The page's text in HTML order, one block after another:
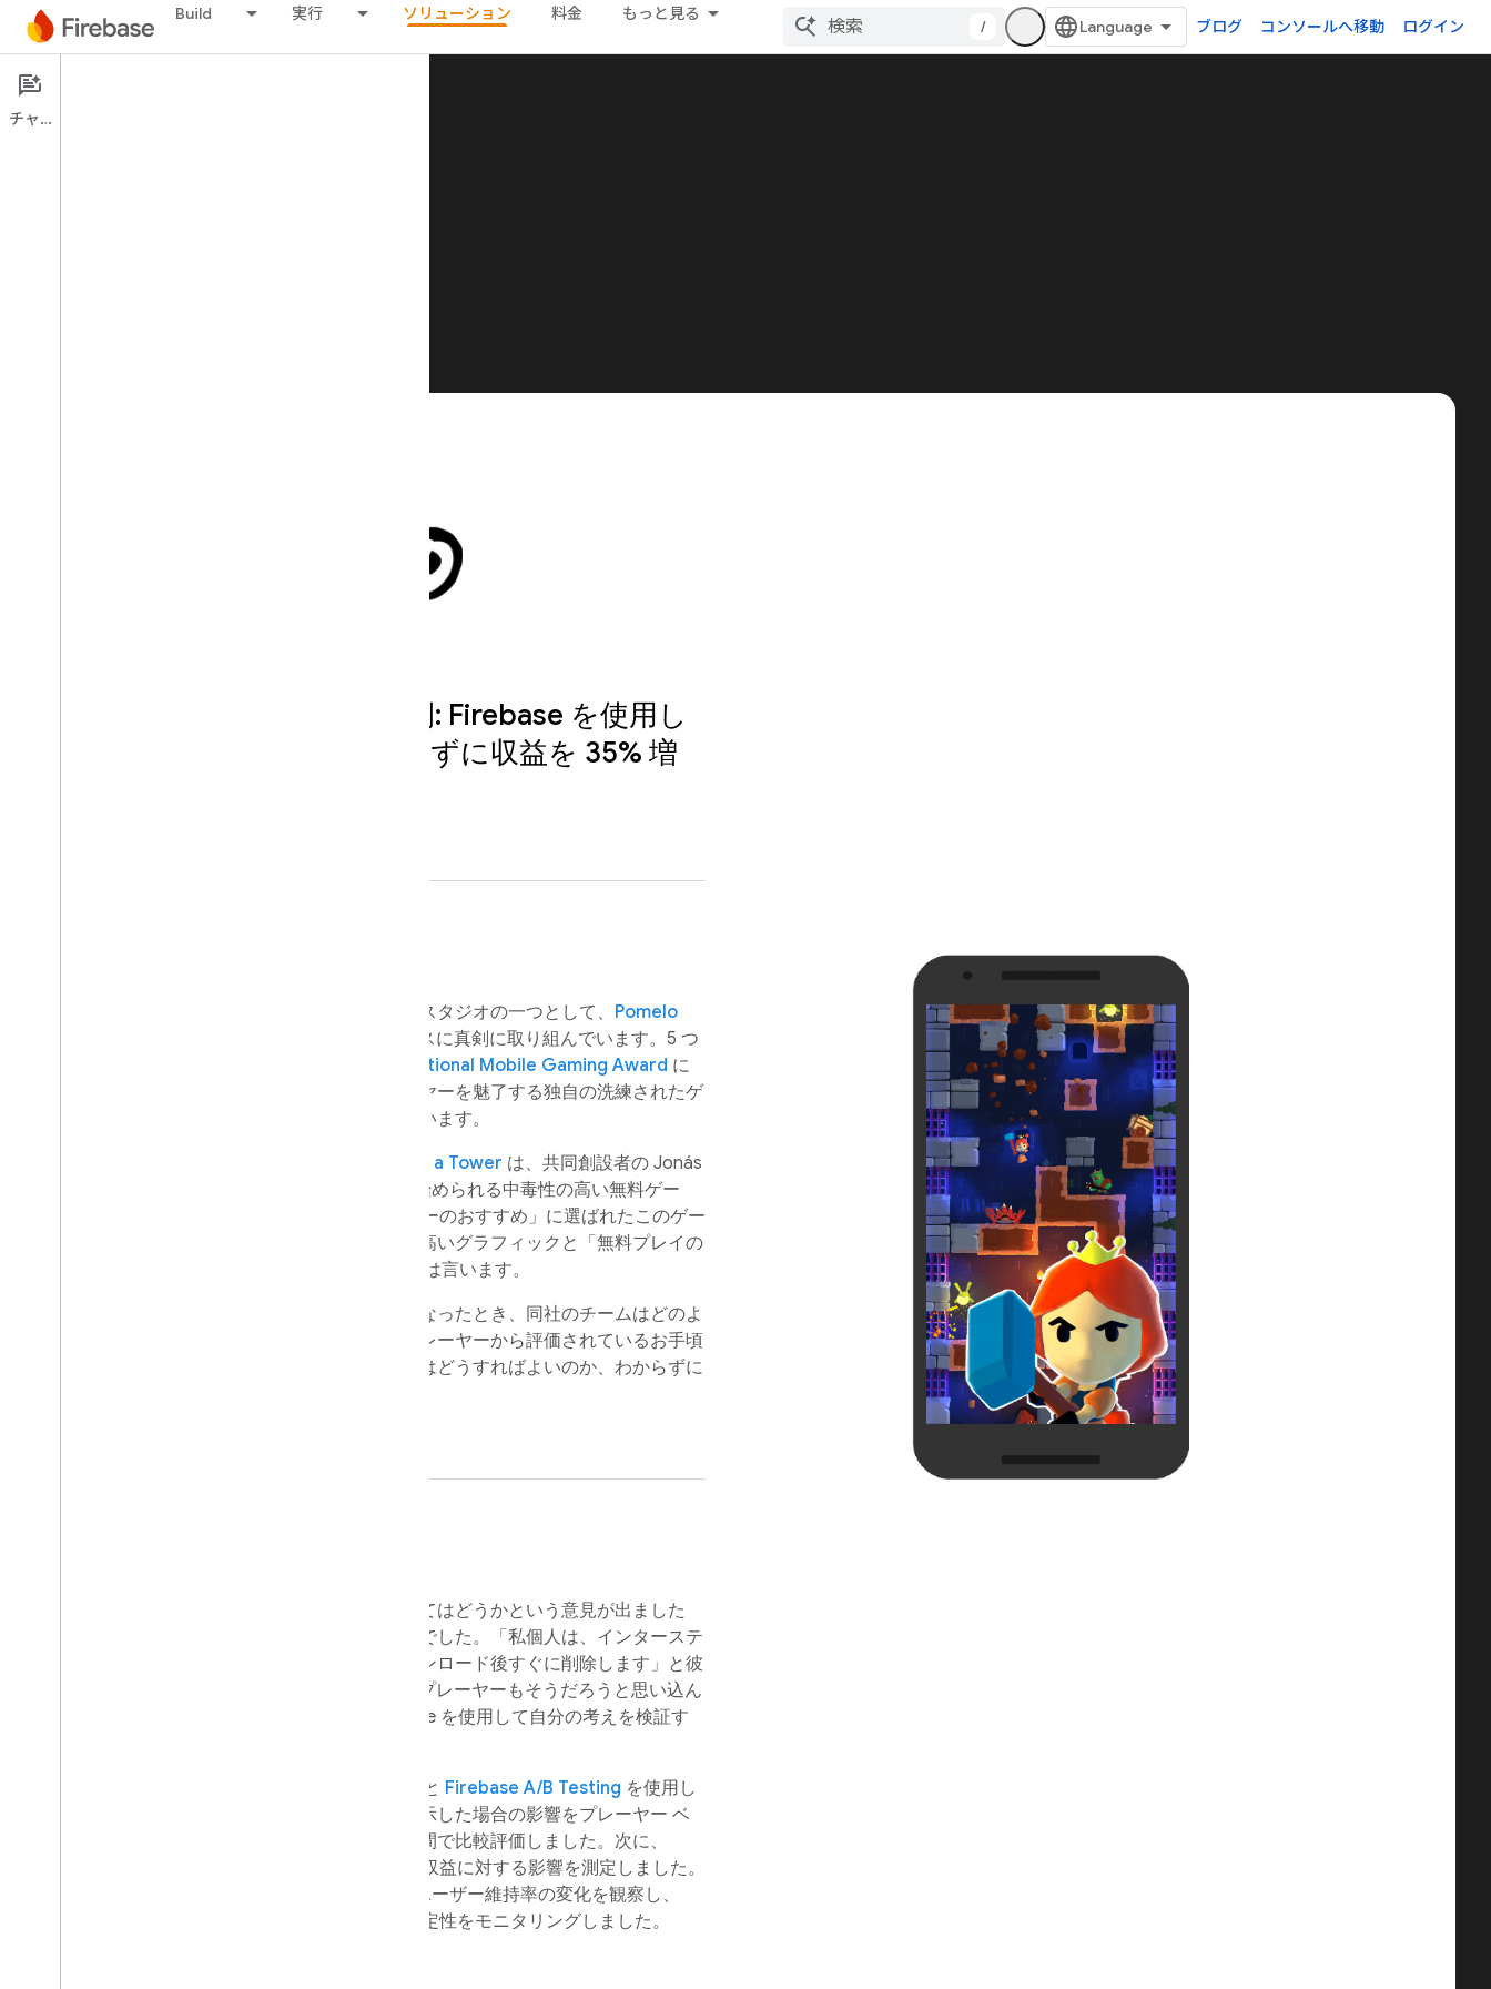
Build 実行 ソリューション 料金 もっと見る
/ ブログ コンソールへ移動 ログイン
Pomelo Games の事例: Firebase を使用し
て、プレーヤーを失わずに収益を 35% 増
ウルグアイで最も人気の高いゲームスタジオの一つとして、 Pomelo
はユーザー エクスペリエンスに真剣に取り組んでいます。5 つ
International Mobile Gaming Award に
もノミネートされた同社は、プレーヤーを魅了する独自の洗練されたゲ
ームを開発することに誇りを持っています。
Once Upon a Tower は、共同創設者の Jonás
Mora 氏の言葉によると、「気軽に始められる中毒性の高い無料ゲー
ム」です。Play ストアで「エディターのおすすめ」に選ばれたこのゲー
ムが愛されている理由は、忠実度の高いグラフィックと「無料プレイの
仕組みの公平性」にあると Jonás 氏は言います。
このゲームの収益性の改善が必要になったとき、同社のチームはどのよ
うな取り組みを行えばよいのか、プレーヤーから評価されているお手頃
感を損なわずに収益を向上させるにはどうすればよいのか、わからずに
インタースティシャル広告を導入してはどうかという意見が出ました
が、Jonás 氏は当初この意見に反対でした。「私個人は、インターステ
ィシャルが表示されるゲームはダウンロード後すぐに削除します」と彼
は言い、料金を重視する Pomelo のプレーヤーもそうだろうと思い込ん
でいました。それでも彼は、Firebase を使用して自分の考えを検証す
と Firebase A/B Testing を使用し
て、インタースティシャル広告を表示した場合の影響をプレーヤー ベ
ース全体と特定のサブセグメントの間で比較評価しました。次に、
を使用して収益に対する影響を測定しました。
さらに、Google アナリティクスでユーザー維持率の変化を観察し、
を使用して安定性をモニタリングしました。
チャット